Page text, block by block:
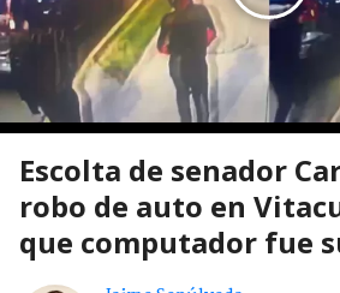
Escolta de senador
robo de auto en
que computador fue